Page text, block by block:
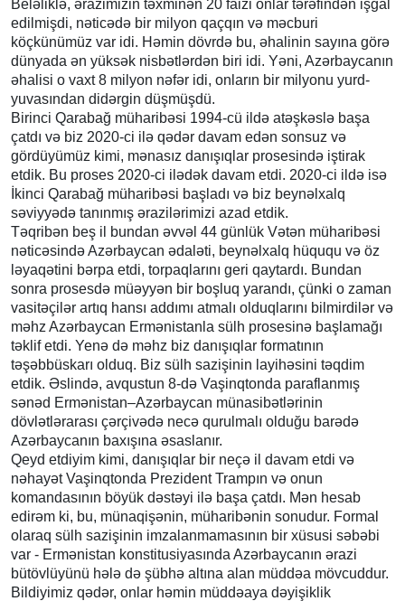
Beləliklə, ərazimizin təxminən 20 faizi onlar tərəfindən işğal
edilmişdi, nəticədə bir milyon qaçqın və məcburi
köçkünümüz var idi. Həmin dövrdə bu, əhalinin sayına görə
dünyada ən yüksək nisbətlərdən biri idi. Yəni, Azərbaycanın
əhalisi o vaxt 8 milyon nəfər idi, onların bir milyonu yurd-
yuvasından didərgin düşmüşdü.
Birinci Qarabağ müharibəsi 1994-cü ildə atəşkəslə başa
çatdı və biz 2020-ci ilə qədər davam edən sonsuz və
gördüyümüz kimi, mənasız danışıqlar prosesində iştirak
etdik. Bu proses 2020-ci ilədək davam etdi. 2020-ci ildə isə
İkinci Qarabağ müharibəsi başladı və biz beynəlxalq
səviyyədə tanınmış ərazilərimizi azad etdik.
Təqribən beş il bundan əvvəl 44 günlük Vətən müharibəsi
nəticəsində Azərbaycan ədaləti, beynəlxalq hüququ və öz
ləyaqətini bərpa etdi, torpaqlarını geri qaytardı. Bundan
sonra prosesdə müəyyən bir boşluq yarandı, çünki o zaman
vasitəçilər artıq hansı addımı atmalı olduqlarını bilmirdilər və
məhz Azərbaycan Ermənistanla sülh prosesinə başlamağı
təklif etdi. Yenə də məhz biz danışıqlar formatının
təşəbbüskarı olduq. Biz sülh sazişinin layihəsini təqdim
etdik. Əslində, avqustun 8-də Vaşinqtonda paraflanmış
sənəd Ermənistan–Azərbaycan münasibətlərinin
dövlətlərarası çərçivədə necə qurulmalı olduğu barədə
Azərbaycanın baxışına əsaslanır.
Qeyd etdiyim kimi, danışıqlar bir neçə il davam etdi və
nəhayət Vaşinqtonda Prezident Trampın və onun
komandasının böyük dəstəyi ilə başa çatdı. Mən hesab
edirəm ki, bu, münaqişənin, müharibənin sonudur. Formal
olaraq sülh sazişinin imzalanmamasının bir xüsusi səbəbi
var - Ermənistan konstitusiyasında Azərbaycanın ərazi
bütövlüyünü hələ də şübhə altına alan müddəa mövcuddur.
Bildiyimiz qədər, onlar həmin müddəaya dəyişiklik